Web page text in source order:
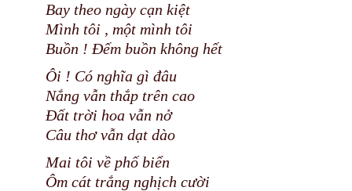
Bay theo ngày cạn kiệt
Mình tôi , một mình tôi
Buồn ! Đếm buồn không hết
Ôi ! Có nghĩa gì đâu
Nắng vẫn thắp trên cao
Đất trời hoa vẫn nở
Câu thơ vẫn dạt dào
Mai tôi về phố biển
Ôm cát trắng nghịch cười